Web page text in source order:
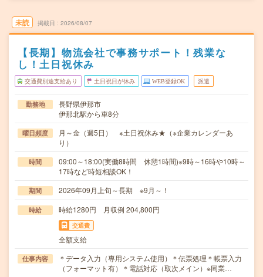
未読 掲載日 2026/08/07
【長期】物流会社で事務サポート！残業な
し！土日祝休み
交通費別途支給あり 土日祝日が休み WEB登録OK 派遣
勤務地
長野県伊那市
伊那北駅から車8分
曜日頻度
月～金（週5日） ※土日祝休み★（※企業カレンダーあ
り）
時間
09:00～18:00(実働8時間 休憩1時間)※9時～16時や10時～
17時など時短相談OK！
期間 2026年09月上旬～長期 ※9月～！
時給 時給1280円 月収例 204,800円
交通費
全額支給
仕事内容
＊データ入力（専用システム使用）＊伝票処理＊帳票入力
（フォーマット有）＊電話対応（取次メイン）※同業…